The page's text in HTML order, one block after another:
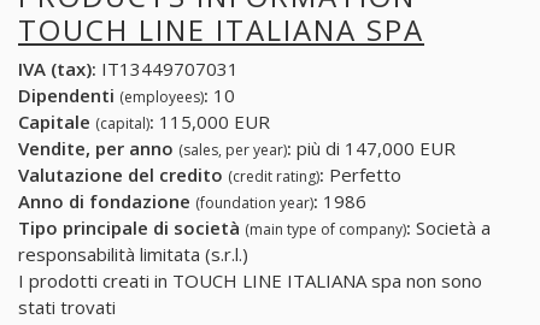
TOUCH LINE ITALIANA SPA
IVA (tax): IT13449707031
Dipendenti (employees): 10
Capitale (capital): 115,000 EUR
Vendite, per anno (sales, per year): più di 147,000 EUR
Valutazione del credito (credit rating): Perfetto
Anno di fondazione (foundation year): 1986
Tipo principale di società (main type of company): Società a
responsabilità limitata (s.r.l.)
I prodotti creati in TOUCH LINE ITALIANA spa non sono
stati trovati